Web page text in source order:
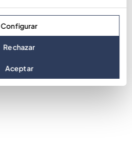
Configurar
Rechazar
Aceptar